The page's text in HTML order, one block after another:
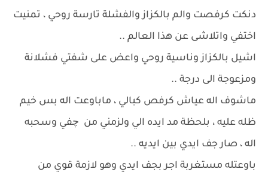
دنكت كرفصت والم بالكزاز والفشلة تارسة روحي ، تمنيت
اختفي واتلاشى عن هذا العالم ..
اشيل بالكزاز وناسية روحي واعض على شفتي فشلانة
ومزعوجة الى درجة ..
ماشوف اله عياش كرفص كبالي ، ماباوعت اله بس خيم
ظله عليه ، بلحظة مد ايده الي ولزمني من چفي وسحبه
اله ، صار جف ايدي بين ايديه ..
باوعتله مستغربة اجر بجف ايدي وهو لازمة قوي من